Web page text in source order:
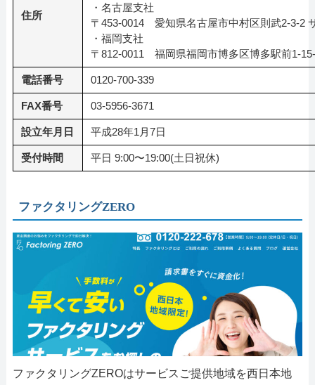
住所
・名古屋支社
〒453-0014 愛知県名古屋市中村区則武2-3-2
・福岡支社
〒812-0011 福岡県福岡市博多区博多駅前1-
電話番号 0120-700-339
FAX番号 03-5956-3671
設立年月日 平成28年1月7日
受付時間 平日 9:00〜19:00(土日祝休)
ファクタリングZERO
ファクタリングZEROはサービスご提供地域を西日本地